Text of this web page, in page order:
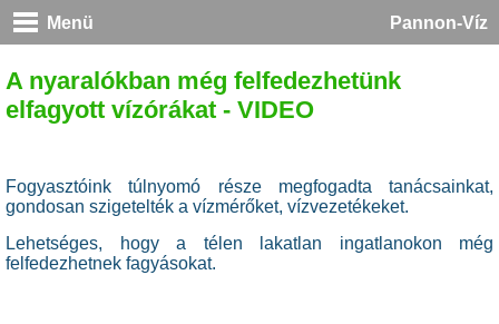
Menü Pannon-Víz
A nyaralókban még felfedezhetünk
elfagyott vízórákat - VIDEO
Fogyasztóink túlnyomó része megfogadta tanácsainkat,
gondosan szigetelték a vízmérőket, vízvezetékeket.
Lehetséges, hogy a télen lakatlan ingatlanokon még
felfedezhetnek fagyásokat.